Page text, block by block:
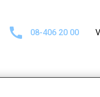
08-406 20 00